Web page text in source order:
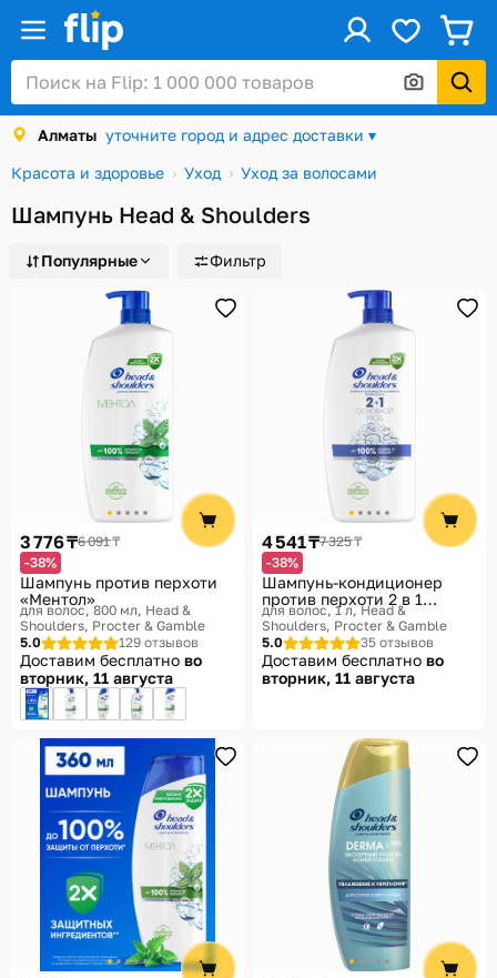
Алматы уточните город и адрес доставки ▾
Красота и здоровье
Уход Уход за волосами
Шампунь Head & Shoulders
Популярные Фильтр
3 776 ₸6 091 ₸
-38%
Шампунь против перхоти
«Ментол»
для волос, 800 мл Head &
Shoulders, Procter & Gamble
5.0
129 отзывов
Доставим бесплатно во
вторник, 11 августа
4 541 ₸7 325 ₸
-38%
Шампунь-кондиционер
против перхоти 2 в 1
«Основной уход»
для волос, 1 л Head &
Shoulders, Procter & Gamble
5.0
35 отзывов
Доставим бесплатно во
вторник, 11 августа
Войти / Регистрация
Каталог
Скидки и акции
Подарочные карты
Заказы
Алматы
История просмотров
Помощь
Способы доставки
Способы оплаты